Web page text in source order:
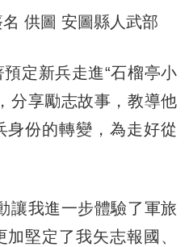
供圖 安圖縣人武部
定新兵走進“石榴亭小
分享勵志故事，教導他
身份的轉變，為走好從
我進一步體驗了軍旅
堅定了我矢志報國、